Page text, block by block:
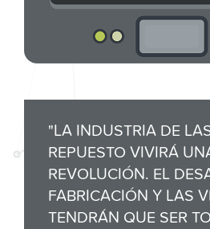
"LA INDUSTRIA DE
REPUESTO VIVIRÁ
REVOLUCIÓN. EL
FABRICACIÓN Y LAS
TENDRÁN QUE SER